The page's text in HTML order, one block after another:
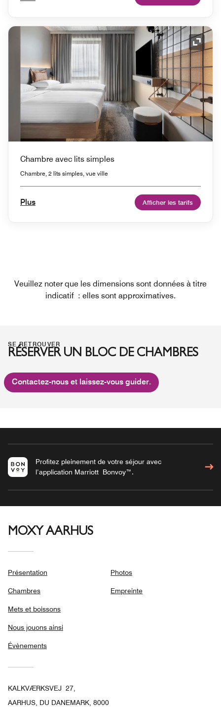
Icône
Chambre avec lits simples
Chambre, 2 lits simples, vue ville
Plus Afficher les tarifs
Veuillez noter que les dimensions sont données à titre
indicatif : elles sont approximatives.
SE RETROUVER
RÉSERVER UN BLOC DE CHAMBRES
Contactez-nous et laissez-vous guider.
Profitez pleinement de votre séjour avec
l’application Marriott Bonvoy™.
MOXY AARHUS
Présentation
Chambres
Mets et boissons
Nous jouons ainsi
Évènements
Photos
Empreinte
KALKVÆRKSVEJ 27,
AARHUS, DU DANEMARK, 8000